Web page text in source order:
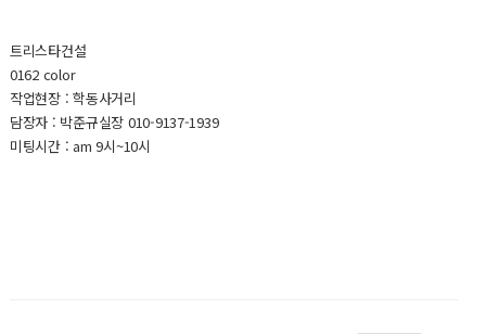
트리스타건설
0162 color
작업현장 : 학동사거리
담장자 : 박준규실장 010-9137-1939
미팅시간 : am 9시~10시